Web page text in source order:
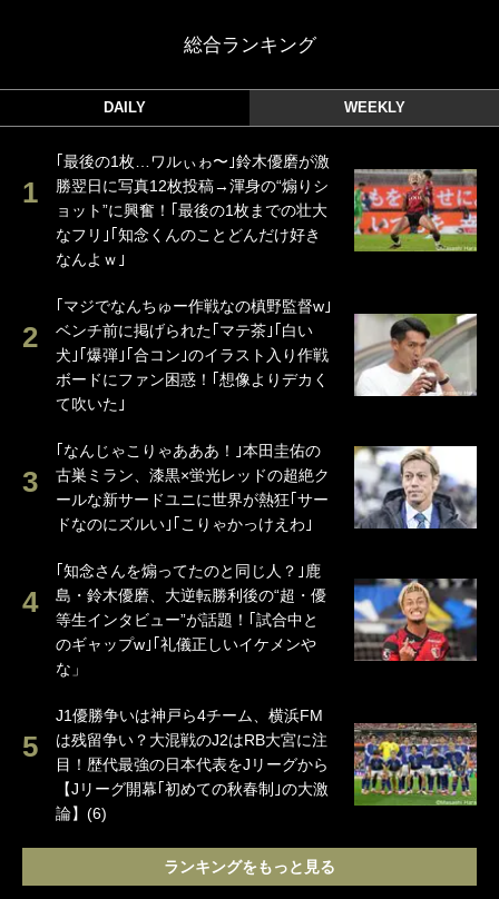
総合ランキング
DAILY WEEKLY
｢最後の1枚…ワルぃゎ〜｣鈴木優磨が激
勝翌日に写真12枚投稿→渾身の“煽りシ
ョット”に興奮！｢最後の1枚までの壮大
なフリ｣｢知念くんのことどんだけ好き
なんよｗ｣
｢マジでなんちゅー作戦なの槙野監督w｣
ベンチ前に掲げられた｢マテ茶｣｢白い
犬｣｢爆弾｣｢合コン｣のイラスト入り作戦
ボードにファン困惑！｢想像よりデカく
て吹いた｣
｢なんじゃこりゃあああ！｣本田圭佑の
古巣ミラン、漆黒×蛍光レッドの超絶ク
ールな新サードユニに世界が熱狂｢サー
ドなのにズルい｣｢こりゃかっけえわ｣
｢知念さんを煽ってたのと同じ人？｣鹿
島・鈴木優磨、大逆転勝利後の“超・優
等生インタビュー”が話題！｢試合中と
のギャップw｣｢礼儀正しいイケメンや
な」
J1優勝争いは神戸ら4チーム、横浜FM
は残留争い？大混戦のJ2はRB大宮に注
目！歴代最強の日本代表をJリーグから
【Jリーグ開幕｢初めての秋春制｣の大激
論】(6)
ランキングをもっと見る